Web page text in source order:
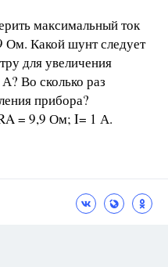
максимальный ток
Ом. Какой шунт следует
для увеличения
Во сколько раз
прибора?
= 9,9 Ом; I= 1 А.